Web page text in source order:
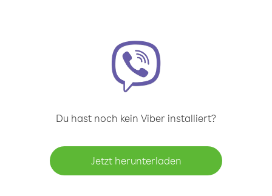
Du hast noch kein Viber installiert?
Jetzt herunterladen